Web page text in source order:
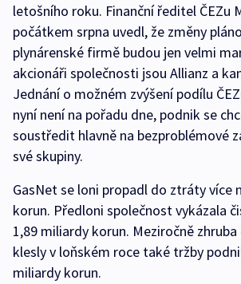
letošního roku. Finanční ředitel ČEZu
počátkem srpna uvedl, že změny
plynárenské firmě budou jen velmi
akcionáři společnosti jsou Allianz a
Jednání o možném zvýšení podílu
nyní není na pořadu dne, podnik se
soustředit hlavně na bezproblémové
své skupiny.
GasNet se loni propadl do ztráty více
korun. Předloni společnost vykázala
1,89 miliardy korun. Meziročně
klesly v loňském roce také tržby
miliardy korun.